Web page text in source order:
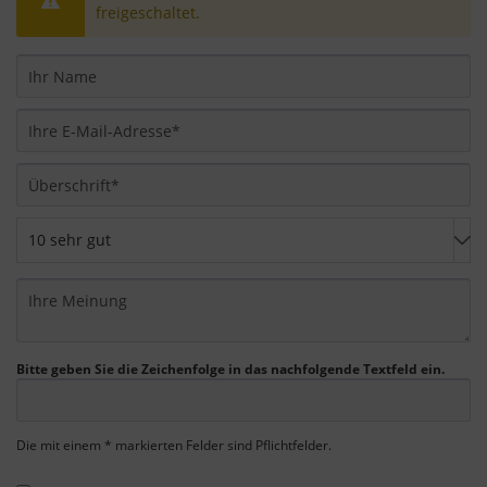
freigeschaltet.
Bitte geben Sie die Zeichenfolge in das nachfolgende Textfeld ein.
Die mit einem * markierten Felder sind Pflichtfelder.
übermittelt und die besuchten Seiten, die
Verweildauer auf der Seite und die Interaktion
verbundene Cookie akzeptieren, stimmen Sie
Ihre Daten in den USA durch Google verarbeitet
Gerichtshof als ein Land mit einem nach EU-
Überwachungszwecken, möglicherweise ohne